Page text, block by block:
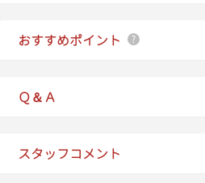
19:00
19:20
おすすめポイント
Ｑ＆Ａ
スタッフコメント